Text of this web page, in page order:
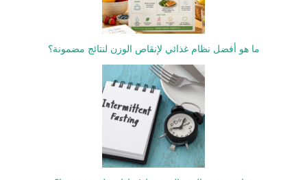
ما هو أفضل نظام غذائي لإنقاص الوزن لنتائج مضمونة؟